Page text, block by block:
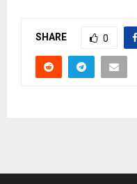
SHARE 0